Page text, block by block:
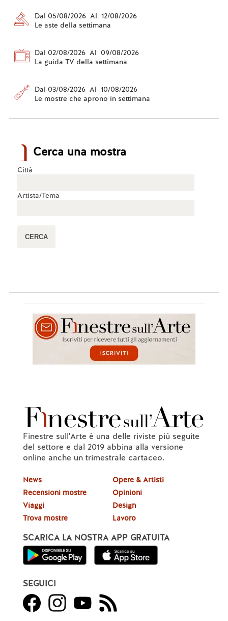
Dal 05/08/2026 Al 12/08/2026
Le aste della settimana
Dal 02/08/2026 Al 09/08/2026
La guida TV della settimana
Dal 03/08/2026 Al 10/08/2026
Le mostre che aprono in settimana
Cerca una mostra
Città
Artista/Tema
Finestre sull'Arte è una delle riviste più seguite
del settore e dal 2019 abbina alla versione
online anche un trimestrale cartaceo.
News
Recensioni mostre
Viaggi
Trova mostre
Opere & Artisti
Opinioni
Design
Lavoro
SCARICA LA NOSTRA APP GRATUITA
SEGUICI